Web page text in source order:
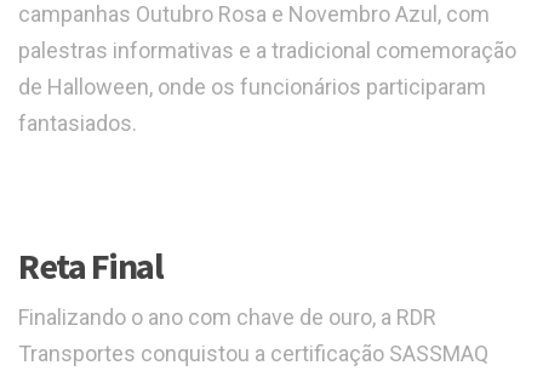
campanhas Outubro Rosa e Novembro Azul, com
palestras informativas e a tradicional comemoração
de Halloween, onde os funcionários participaram
fantasiados.
Reta Final
Finalizando o ano com chave de ouro, a RDR
Transportes conquistou a certificação SASSMAQ